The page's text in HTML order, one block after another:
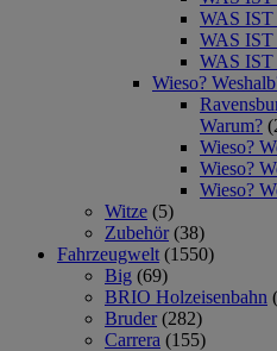
WAS
WAS IST
WAS IST
Wieso?
Warum?
Wieso?
Wieso?
Wieso?
Witze (5)
Zubehör (38)
Fahrzeugwelt (1550)
Big (69)
BRIO Holzeisenbahn
Bruder (282)
Carrera (155)